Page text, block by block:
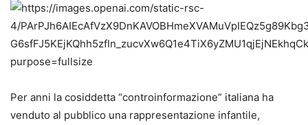
Per anni la cosiddetta “controinformazione” italiana ha
venduto al pubblico una rappresentazione infantile,